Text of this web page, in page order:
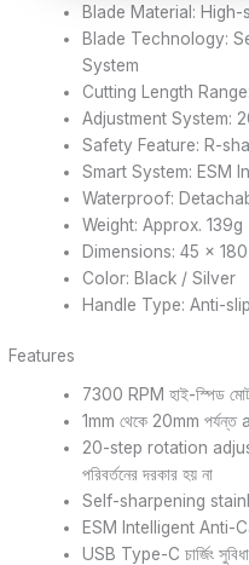
Blade Material:
Blade Technology:
System
Cutting Length
Adjustment System:
Safety Feature: R-
Smart System: ESM
Waterproof:
Weight: Approx. 139g
Dimensions: 45 ×
Color: Black / Silver
Handle Type: Anti-
Features
7300 RPM হাই-স্পিড
1mm থেকে 20mm
20-step rotation
পরিবর্তনের দরকার হয় না
Self-sharpening
ESM Intelligent Anti-
USB Type-C চার্জিং সুবিধা